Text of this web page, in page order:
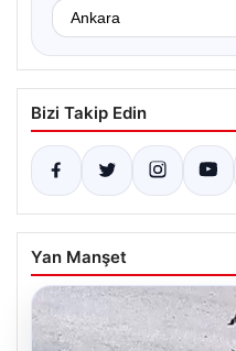
Bizi Takip Edin
Yan Manşet